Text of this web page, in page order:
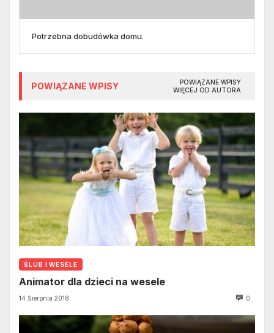
Potrzebna dobudówka domu.
POWIĄZANE WPISY
POWIĄZANE WPISY
WIĘCEJ OD AUTORA
ŚLUB I WESELE
Animator dla dzieci na wesele
14 Sierpnia 2018 0